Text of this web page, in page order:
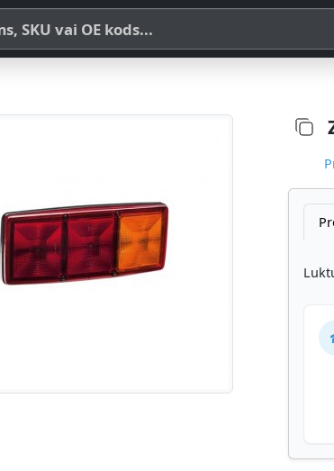
nosaukuma, SKU vai OE koda